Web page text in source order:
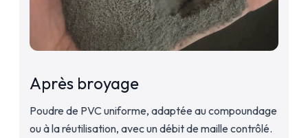
Après broyage
Poudre de PVC uniforme, adaptée au compoundage
ou à la réutilisation, avec un débit de maille contrôlé.